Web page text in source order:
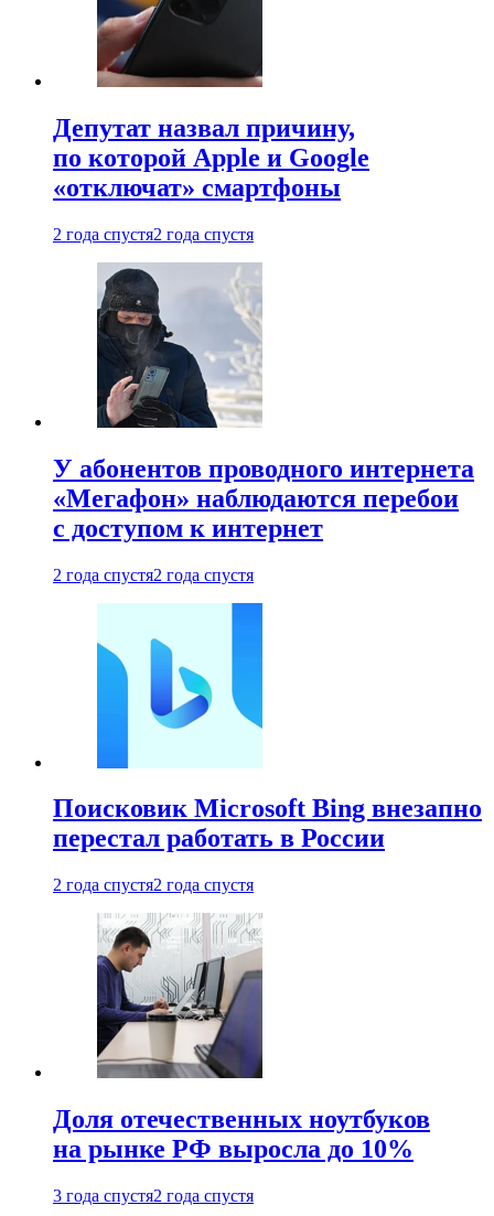
Депутат назвал причину,
по которой Apple и Google
«отключат» смартфоны
2 года спустя2 года спустя
У абонентов проводного интернета
«Мегафон» наблюдаются перебои
с доступом к интернет
2 года спустя2 года спустя
Поисковик Microsoft Bing внезапно
перестал работать в России
2 года спустя2 года спустя
Доля отечественных ноутбуков
на рынке РФ выросла до 10%
3 года спустя2 года спустя